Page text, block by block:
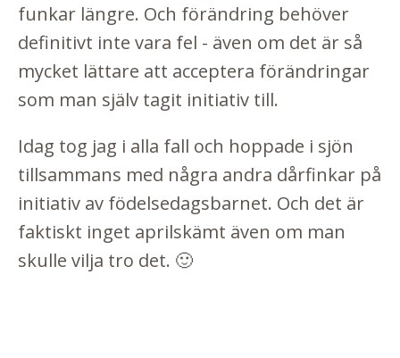
funkar längre. Och förändring behöver
definitivt inte vara fel - även om det är så
mycket lättare att acceptera förändringar
som man själv tagit initiativ till.
Idag tog jag i alla fall och hoppade i sjön
tillsammans med några andra dårfinkar på
initiativ av födelsedagsbarnet. Och det är
faktiskt inget aprilskämt även om man
skulle vilja tro det. 🙂